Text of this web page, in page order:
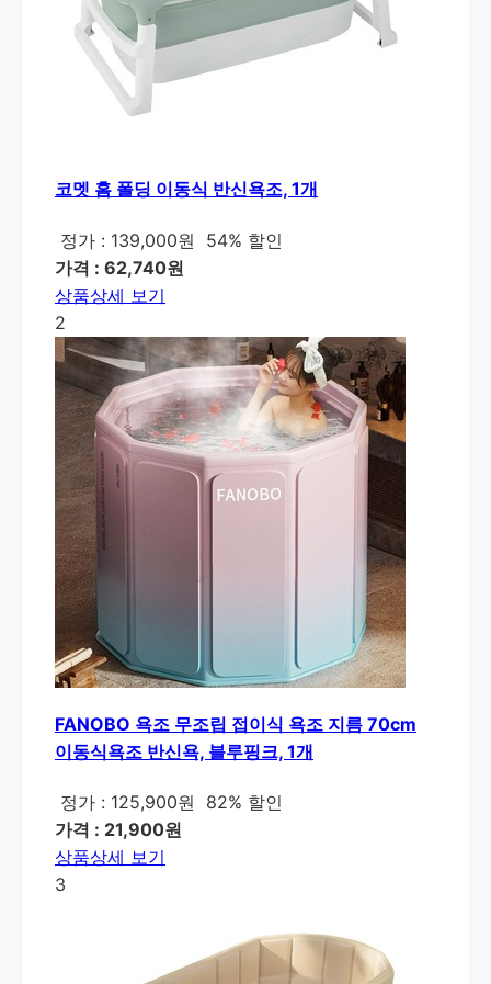
코멧 홈 폴딩 이동식 반신욕조, 1개
정가 : 139,000원
54% 할인
가격 : 62,740원
상품상세 보기
2
FANOBO 욕조 무조립 접이식 욕조 지름 70cm
이동식욕조 반신욕, 블루핑크, 1개
정가 : 125,900원
82% 할인
가격 : 21,900원
상품상세 보기
3